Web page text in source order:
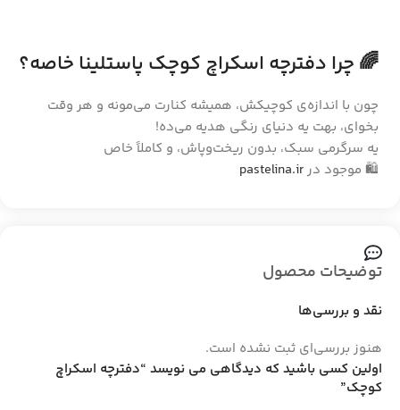
🌈 چرا دفترچه اسکراچ کوچک پاستلینا خاصه؟
چون با اندازه‌ی کوچیکش، همیشه کنارت می‌مونه و هر وقت
بخوای، بهت یه دنیای رنگی هدیه می‌ده!
یه سرگرمی سبک، بدون ریخت‌وپاش، و کاملاً خاص
🛍️ موجود درpastelina.ir
توضیحات محصول
نقد و بررسی‌ها
هنوز بررسی‌ای ثبت نشده است.
اولین کسی باشید که دیدگاهی می نویسد “دفترچه اسکراچ
کوچک”